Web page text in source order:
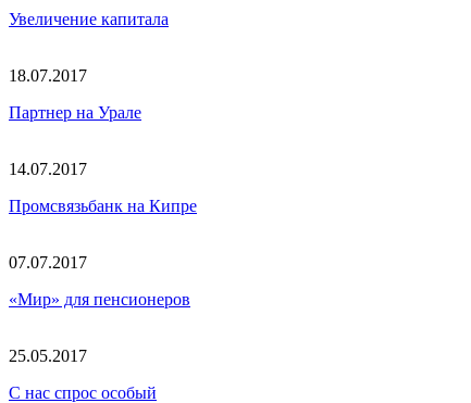
Увеличение капитала
18.07.2017
Партнер на Урале
14.07.2017
Промсвязьбанк на Кипре
07.07.2017
«Мир» для пенсионеров
25.05.2017
С нас спрос особый